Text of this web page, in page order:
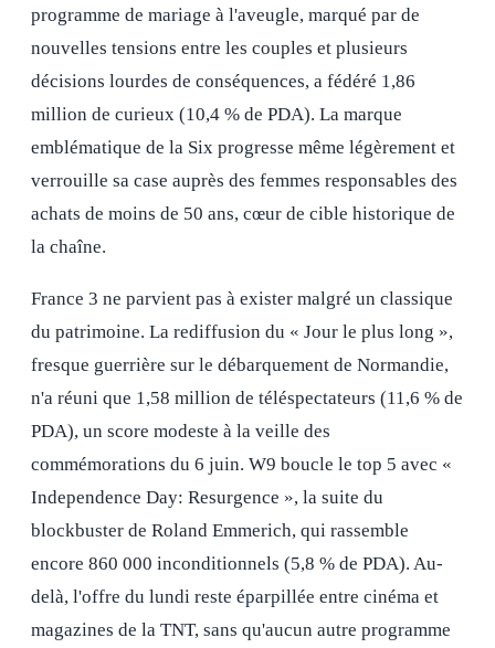
programme de mariage à l'aveugle, marqué par de
nouvelles tensions entre les couples et plusieurs
décisions lourdes de conséquences, a fédéré 1,86
million de curieux (10,4 % de PDA). La marque
emblématique de la Six progresse même légèrement et
verrouille sa case auprès des femmes responsables des
achats de moins de 50 ans, cœur de cible historique de
la chaîne.
France 3 ne parvient pas à exister malgré un classique
du patrimoine. La rediffusion du « Jour le plus long »,
fresque guerrière sur le débarquement de Normandie,
n'a réuni que 1,58 million de téléspectateurs (11,6 % de
PDA), un score modeste à la veille des
commémorations du 6 juin. W9 boucle le top 5 avec «
Independence Day: Resurgence », la suite du
blockbuster de Roland Emmerich, qui rassemble
encore 860 000 inconditionnels (5,8 % de PDA). Au-
delà, l'offre du lundi reste éparpillée entre cinéma et
magazines de la TNT, sans qu'aucun autre programme